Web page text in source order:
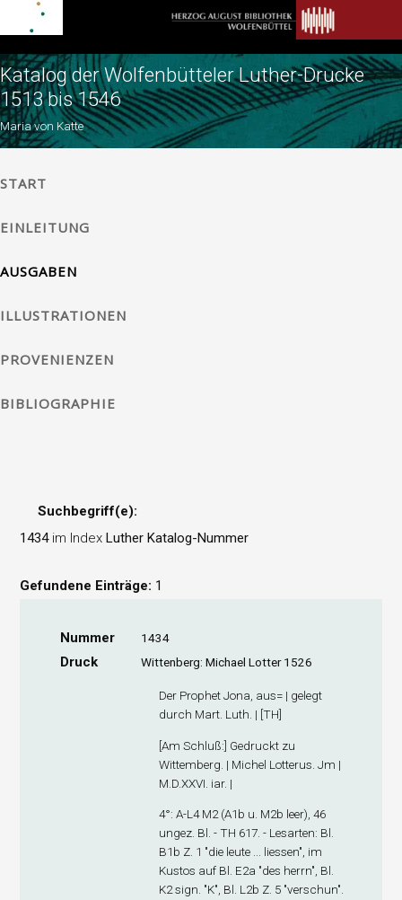
Katalog der Wolfenbütteler Luther-Drucke
1513 bis 1546
Maria von Katte
START
EINLEITUNG
AUSGABEN
ILLUSTRATIONEN
PROVENIENZEN
BIBLIOGRAPHIE
Suchbegriff(e):
1434im IndexLuther Katalog-Nummer
Gefundene Einträge: 1
Nummer 1434
Druck Wittenberg: Michael Lotter 1526
Der Prophet Jona, aus= | gelegt
durch Mart. Luth. | [TH]
[Am Schluß:] Gedruckt zu
Wittemberg. | Michel Lotterus. Jm |
M.D.XXVI. iar. |
4°: A-L4M2(A1b u. M2b leer), 46
ungez. Bl. - TH 617. - Lesarten: Bl.
B1b Z. 1 "die leute ... liessen", im
Kustos auf Bl. E2a "des herrn", Bl.
K2 sign. "K", Bl. L2b Z. 5 "verschun".